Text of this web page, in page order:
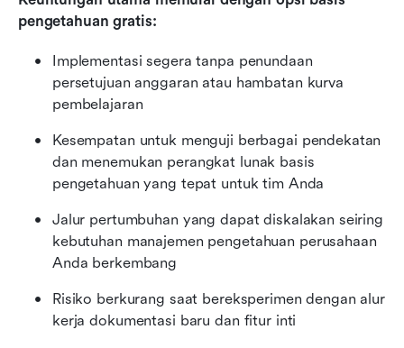
pengetahuan gratis:
Implementasi segera tanpa penundaan
persetujuan anggaran atau hambatan kurva
pembelajaran
Kesempatan untuk menguji berbagai pendekatan
dan menemukan perangkat lunak basis
pengetahuan yang tepat untuk tim Anda
Jalur pertumbuhan yang dapat diskalakan seiring
kebutuhan manajemen pengetahuan perusahaan
Anda berkembang
Risiko berkurang saat bereksperimen dengan alur
kerja dokumentasi baru dan fitur inti